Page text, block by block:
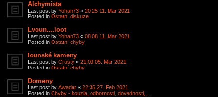
Alchymista
Last post by Yohan73 « 20:25 11. Mar 2021
Posted in Ostatní diskuze
Lvoun....loot
Last post by Yohan73 « 08:08 11. Mar 2021
Posted in Ostatní chyby
Iounské kameny
Last post by Crusty « 21:09 05. Mar 2021
Posted in Ostatní chyby
Domeny
Last post by Awadar « 22:35 27. Feb 2021
Posted in Chyby - kouzla, odbornosti, dovednosti,...